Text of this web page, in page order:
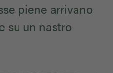
piene arrivano
su un nastro